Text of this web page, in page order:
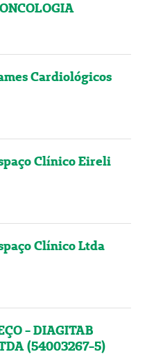
Cardiológicos
Clínico Eireli
Clínico Ltda
- DIAGITAB
(54003267-5)